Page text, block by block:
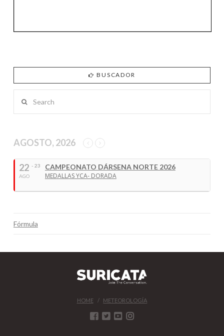
BUSCADOR
AGOSTO, 2026
22
AGO
- 23
CAMPEONATO DÁRSENA NORTE 2026
MEDALLAS YCA- DORADA
Fórmula
HOME METEOROLOGÍA